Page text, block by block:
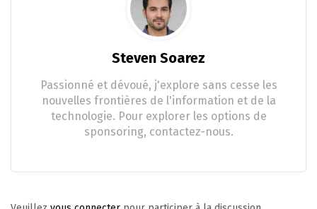
Steven Soarez
Passionné et dévoué, j'explore sans cesse les
nouvelles frontières de l'information et de la
technologie. Pour explorer les options de
sponsoring, contactez-nous.